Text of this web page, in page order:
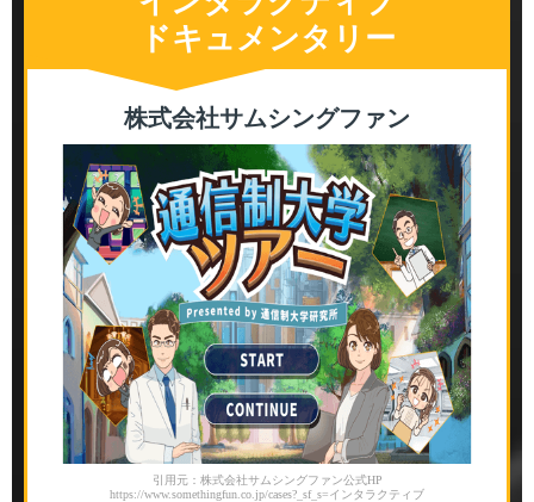
ドキュメンタリー
株式会社サムシングファン
引用元：株式会社サムシングファン公式HP
https://www.somethingfun.co.jp/cases?_sf_s=インタラクティブ